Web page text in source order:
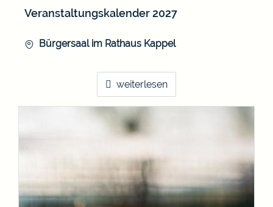
Veranstaltungskalender 2027
Bürgersaal im Rathaus Kappel
weiterlesen